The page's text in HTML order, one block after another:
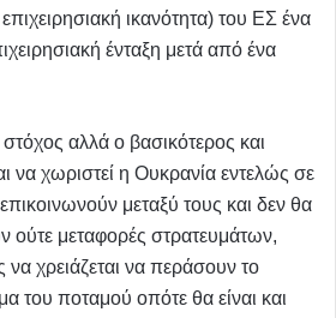
ικανότητα) του ΕΣ ένα
ένταξη μετά από ένα
αλλά ο βασικότερος και
να χωριστεί η Ουκρανία εντελώς σε
μεταξύ τους και δεν θα
μεταφορές στρατευμάτων,
να χρειάζεται να περάσουν το
του ποταμού οπότε θα είναι και